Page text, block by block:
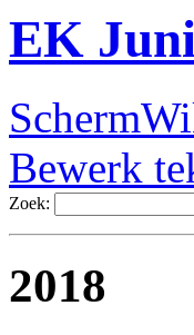
EK
Bewerk
Zoek:
2018